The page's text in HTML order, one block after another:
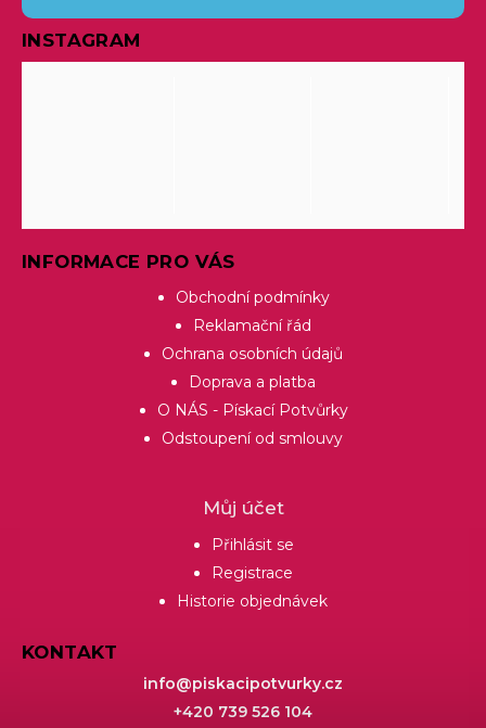
INSTAGRAM
INFORMACE PRO VÁS
Obchodní podmínky
Reklamační řád
Ochrana osobních údajů
Doprava a platba
O NÁS - Pískací Potvůrky
Odstoupení od smlouvy
Můj účet
Přihlásit se
Registrace
Historie objednávek
KONTAKT
info@piskacipotvurky.cz
+420 739 526 104